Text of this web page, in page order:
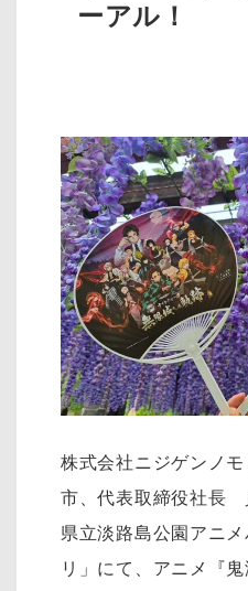
ーアル！
株式会社ニジゲンノ
市、代表取締役社長
県立淡路島公園アニ
リ」にて、アニメ『